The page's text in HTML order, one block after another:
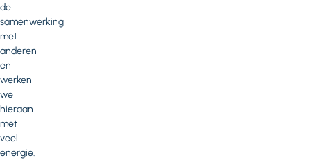
de
samenwerking
met
anderen
en
werken
we
hieraan
met
veel
energie.